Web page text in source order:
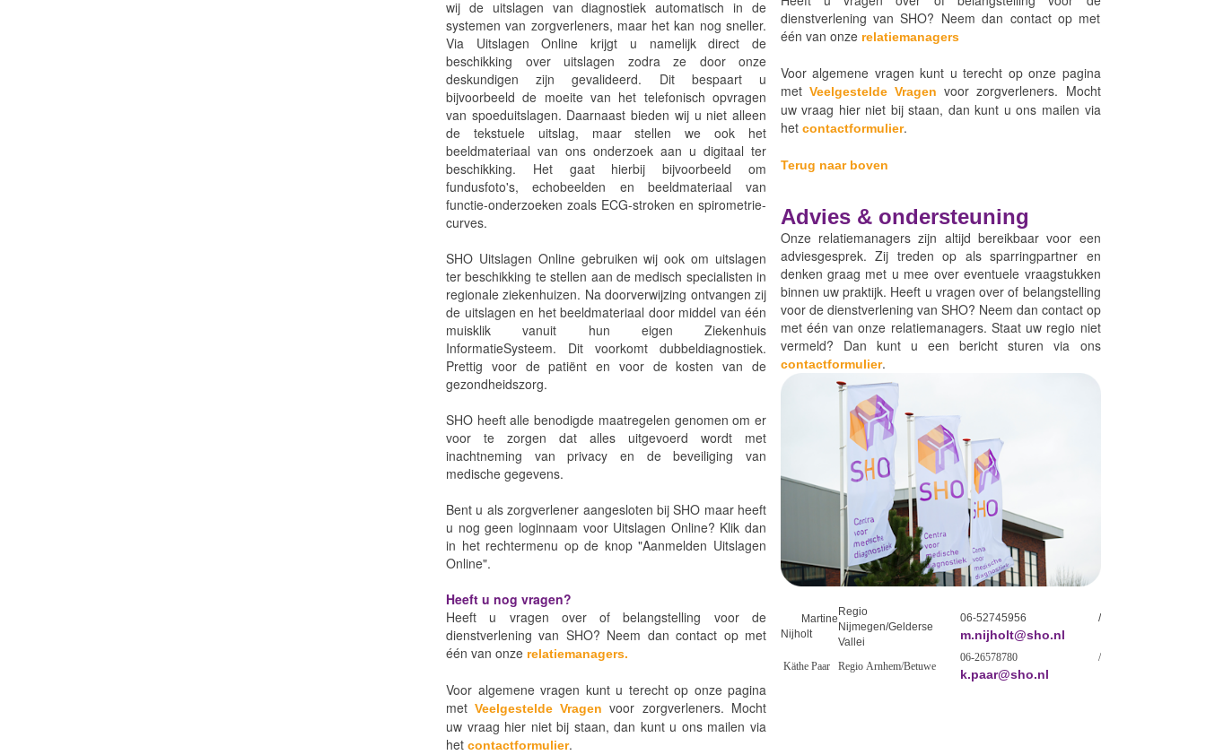
wij de uitslagen van diagnostiek automatisch in de
systemen van zorgverleners, maar het kan nog sneller.
Via Uitslagen Online krijgt u namelijk direct de
beschikking over uitslagen zodra ze door onze
deskundigen zijn gevalideerd. Dit bespaart u
bijvoorbeeld de moeite van het telefonisch opvragen
van spoeduitslagen. Daarnaast bieden wij u niet alleen
de tekstuele uitslag, maar stellen we ook het
beeldmateriaal van ons onderzoek aan u digitaal ter
beschikking. Het gaat hierbij bijvoorbeeld om
fundusfoto's, echobeelden en beeldmateriaal van
functie-onderzoeken zoals ECG-stroken en spirometrie-
curves.
SHO Uitslagen Online gebruiken wij ook om uitslagen
ter beschikking te stellen aan de medisch specialisten in
regionale ziekenhuizen. Na doorverwijzing ontvangen zij
de uitslagen en het beeldmateriaal door middel van één
muisklik vanuit hun eigen Ziekenhuis
InformatieSysteem. Dit voorkomt dubbeldiagnostiek.
Prettig voor de patiënt en voor de kosten van de
gezondheidszorg.
SHO heeft alle benodigde maatregelen genomen om er
voor te zorgen dat alles uitgevoerd wordt met
inachtneming van privacy en de beveiliging van
medische gegevens.
Bent u als zorgverlener aangesloten bij SHO maar heeft
u nog geen loginnaam voor Uitslagen Online? Klik dan
in het rechtermenu op de knop "Aanmelden Uitslagen
Online".
Heeft u nog vragen?
Heeft u vragen over of belangstelling voor de
dienstverlening van SHO? Neem dan contact op met
één van onze relatiemanagers.
Voor algemene vragen kunt u terecht op onze pagina
met Veelgestelde Vragen voor zorgverleners. Mocht
uw vraag hier niet bij staan, dan kunt u ons mailen via
het contactformulier.
dienstverlening van SHO? Neem dan contact op met
één van onze relatiemanagers
Voor algemene vragen kunt u terecht op onze pagina
met Veelgestelde Vragen voor zorgverleners. Mocht
uw vraag hier niet bij staan, dan kunt u ons mailen via
het contactformulier.
Terug naar boven
Advies & ondersteuning
Onze relatiemanagers zijn altijd bereikbaar voor een
adviesgesprek. Zij treden op als sparringpartner en
denken graag met u mee over eventuele vraagstukken
binnen uw praktijk. Heeft u vragen over of belangstelling
voor de dienstverlening van SHO? Neem dan contact op
met één van onze relatiemanagers. Staat uw regio niet
vermeld? Dan kunt u een bericht sturen via ons
contactformulier.
Martine
Nijholt
Regio
Nijmegen/Gelderse
Vallei
06-52745956 /
m.nijholt@sho.nl
Käthe Paar Regio Arnhem/Betuwe
06-26578780 /
k.paar@sho.nl